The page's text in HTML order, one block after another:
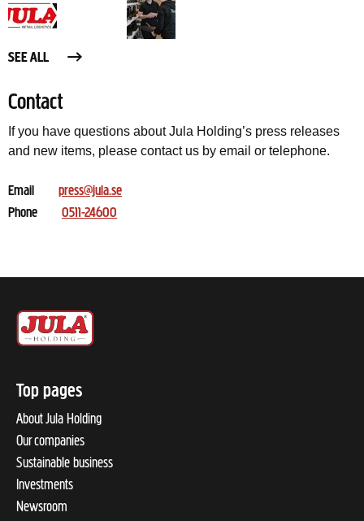
SEE ALL
Contact
If you have questions about Jula Holding’s press releases
and new items, please contact us by email or telephone.
Email
press@jula.se
Phone
0511-24600
Top pages
About Jula Holding
Our companies
Sustainable business
Investments
Newsroom